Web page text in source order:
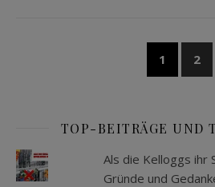
1 2
TOP-BEITRÄGE UND
Als die Kelloggs ihr
Gründe und